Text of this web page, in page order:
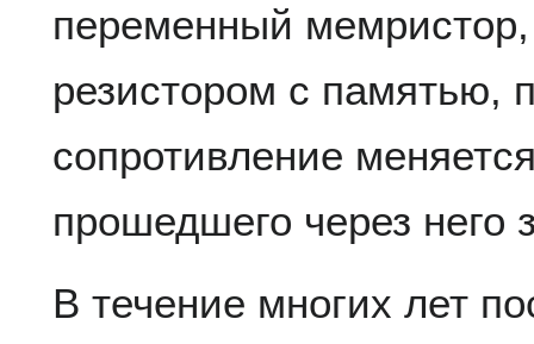
переменный
резистором с памятью,
сопротивление
прошедшего через него
В течение многих лет